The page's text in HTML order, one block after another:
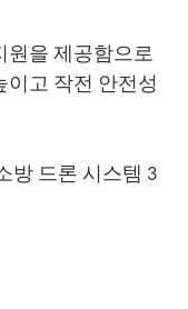
원을 제공함으로
이고 작전 안전성